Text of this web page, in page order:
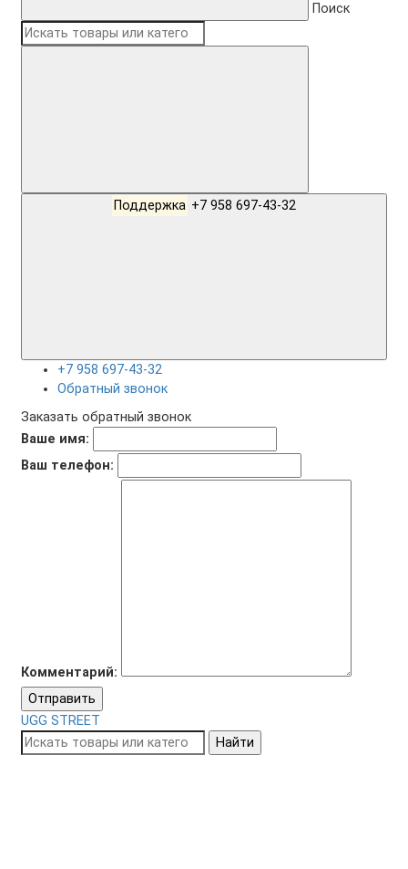
Поиск
Поддержка
+7 958 697-43-32
Обратный звонок
Заказать обратный звонок
Ваше имя:
Ваш телефон:
Комментарий:
Отправить
UGG STREET
Найти